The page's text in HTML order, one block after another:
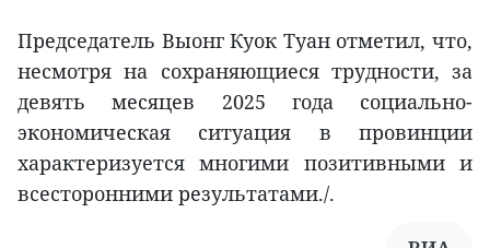
Председатель Выонг Куок Туан отметил, что,
несмотря на сохраняющиеся трудности, за
девять месяцев 2025 года социально-
экономическая ситуация в провинции
характеризуется многими позитивными и
всесторонними результатами./.